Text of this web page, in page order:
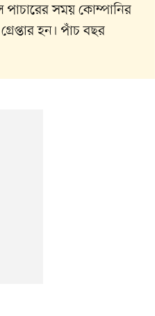
পাচারের সময় কোম্পানির
হন। পাঁচ বছর